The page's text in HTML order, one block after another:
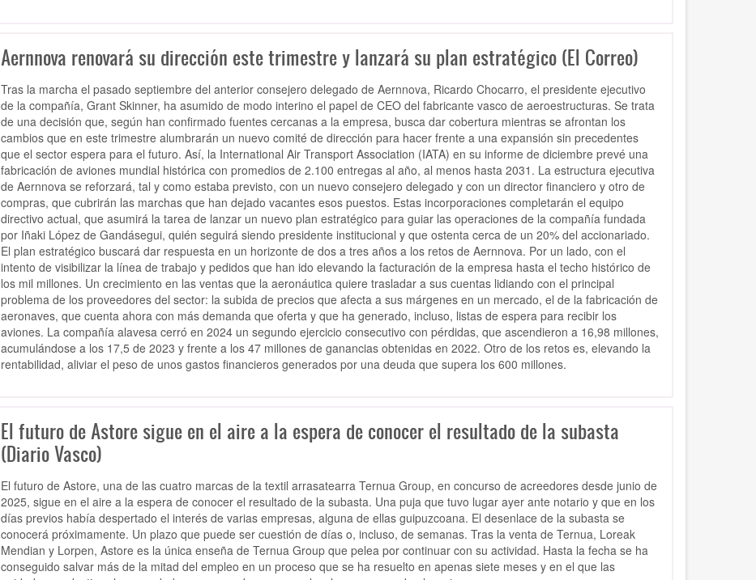
Aernnova renovará su dirección este trimestre y lanzará su plan estratégico (El Correo)
Tras la marcha el pasado septiembre del anterior consejero delegado de Aernnova, Ricardo Chocarro, el presidente ejecutivo
de la compañía, Grant Skinner, ha asumido de modo interino el papel de CEO del fabricante vasco de aeroestructuras. Se trata
de una decisión que, según han confirmado fuentes cercanas a la empresa, busca dar cobertura mientras se afrontan los
cambios que en este trimestre alumbrarán un nuevo comité de dirección para hacer frente a una expansión sin precedentes
que el sector espera para el futuro. Así, la International Air Transport Association (IATA) en su informe de diciembre prevé una
fabricación de aviones mundial histórica con promedios de 2.100 entregas al año, al menos hasta 2031. La estructura ejecutiva
de Aernnova se reforzará, tal y como estaba previsto, con un nuevo consejero delegado y con un director financiero y otro de
compras, que cubrirán las marchas que han dejado vacantes esos puestos. Estas incorporaciones completarán el equipo
directivo actual, que asumirá la tarea de lanzar un nuevo plan estratégico para guiar las operaciones de la compañía fundada
por Iñaki López de Gandásegui, quién seguirá siendo presidente institucional y que ostenta cerca de un 20% del accionariado.
El plan estratégico buscará dar respuesta en un horizonte de dos a tres años a los retos de Aernnova. Por un lado, con el
intento de visibilizar la línea de trabajo y pedidos que han ido elevando la facturación de la empresa hasta el techo histórico de
los mil millones. Un crecimiento en las ventas que la aeronáutica quiere trasladar a sus cuentas lidiando con el principal
problema de los proveedores del sector: la subida de precios que afecta a sus márgenes en un mercado, el de la fabricación de
aeronaves, que cuenta ahora con más demanda que oferta y que ha generado, incluso, listas de espera para recibir los
aviones. La compañía alavesa cerró en 2024 un segundo ejercicio consecutivo con pérdidas, que ascendieron a 16,98 millones,
acumulándose a los 17,5 de 2023 y frente a los 47 millones de ganancias obtenidas en 2022. Otro de los retos es, elevando la
rentabilidad, aliviar el peso de unos gastos financieros generados por una deuda que supera los 600 millones.
El futuro de Astore sigue en el aire a la espera de conocer el resultado de la subasta
(Diario Vasco)
El futuro de Astore, una de las cuatro marcas de la textil arrasatearra Ternua Group, en concurso de acreedores desde junio de
2025, sigue en el aire a la espera de conocer el resultado de la subasta. Una puja que tuvo lugar ayer ante notario y que en los
días previos había despertado el interés de varias empresas, alguna de ellas guipuzcoana. El desenlace de la subasta se
conocerá próximamente. Un plazo que puede ser cuestión de días o, incluso, de semanas. Tras la venta de Ternua, Loreak
Mendian y Lorpen, Astore es la única enseña de Ternua Group que pelea por continuar con su actividad. Hasta la fecha se ha
conseguido salvar más de la mitad del empleo en un proceso que se ha resuelto en apenas siete meses y en el que las